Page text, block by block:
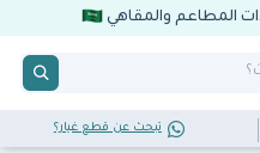
المطاعم والمقاهي
تبحث عن قطع غيار؟